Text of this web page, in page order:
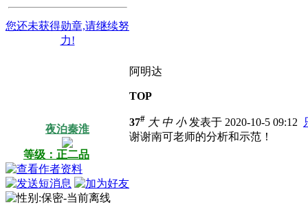
您还未获得勋章,请继续努
力!
阿明达
TOP
夜泊秦淮
等级：正二品
37# 大 中 小发表于 2020-10-5 09:12
谢谢南可老师的分析和示范！